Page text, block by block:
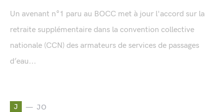
Un avenant n°1 paru au BOCC met à jour l'accord sur la
retraite supplémentaire dans la convention collective
nationale (CCN) des armateurs de services de passages
d’eau...
J JO